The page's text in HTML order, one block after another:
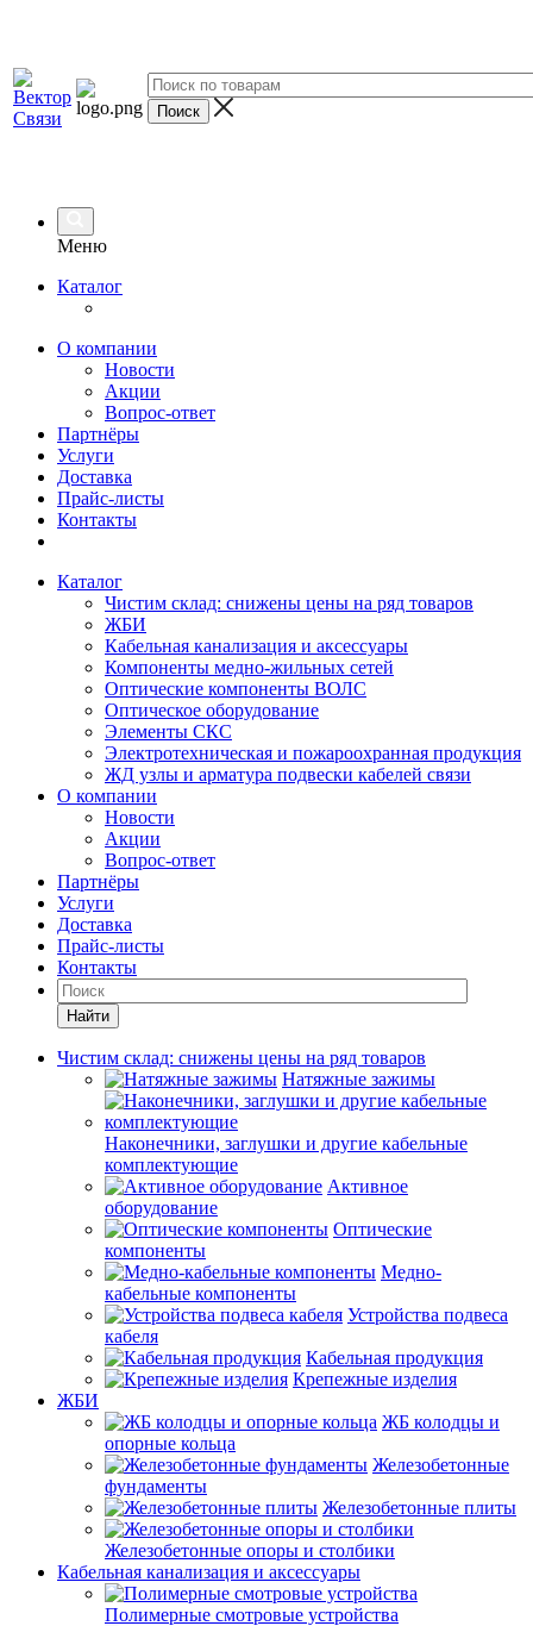
Меню
Каталог
О компании
Новости
Акции
Вопрос-ответ
Партнёры
Услуги
Доставка
Прайс-листы
Контакты
Каталог
Чистим склад: снижены цены на ряд товаров
ЖБИ
Кабельная канализация и аксессуары
Компоненты медно-жильных сетей
Оптические компоненты ВОЛС
Оптическое оборудование
Элементы СКС
Электротехническая и пожароохранная продукция
ЖД узлы и арматура подвески кабелей связи
О компании
Новости
Акции
Вопрос-ответ
Партнёры
Услуги
Доставка
Прайс-листы
Контакты
Найти
Чистим склад: снижены цены на ряд товаров
Натяжные зажимы
Наконечники, заглушки и другие кабельные
комплектующие
Активное
оборудование
Оптические
компоненты
Медно-
кабельные компоненты
Устройства подвеса
кабеля
Кабельная продукция
Крепежные изделия
ЖБИ
ЖБ колодцы и
опорные кольца
Железобетонные
фундаменты
Железобетонные плиты
Железобетонные опоры и столбики
Кабельная канализация и аксессуары
Полимерные смотровые устройства